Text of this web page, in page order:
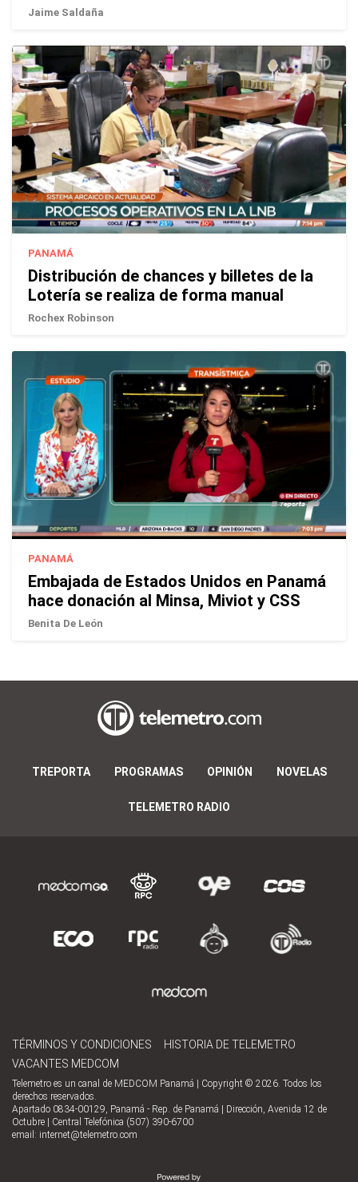
Jaime Saldaña
PANAMÁ
Distribución de chances y billetes de la
Lotería se realiza de forma manual
Rochex Robinson
PANAMÁ
Embajada de Estados Unidos en Panamá
hace donación al Minsa, Miviot y CSS
Benita De León
TREPORTA PROGRAMAS OPINIÓN NOVELAS
TELEMETRO RADIO
TÉRMINOS Y CONDICIONES
HISTORIA DE TELEMETRO
VACANTES MEDCOM
Telemetro es un canal de MEDCOM Panamá | Copyright © 2026. Todos los
derechos reservados.
Apartado 0834-00129, Panamá - Rep. de Panamá | Dirección, Avenida 12 de
Octubre | Central Telefónica (507) 390-6700
email: internet@telemetro.com